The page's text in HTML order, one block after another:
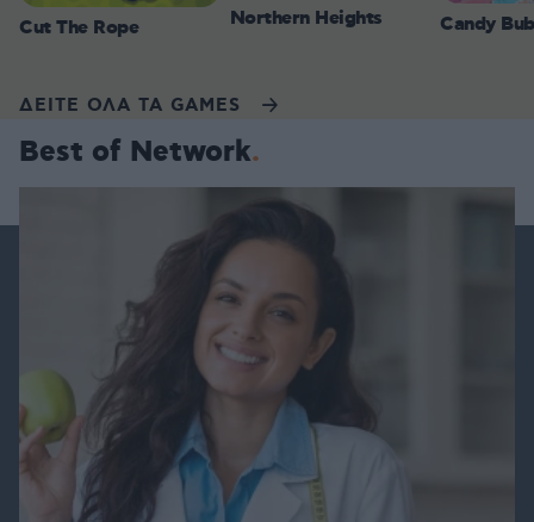
Cut The Rope Northern Heights Candy
ΔΕΙΤΕ ΟΛΑ ΤΑ GAMES
Best of Network